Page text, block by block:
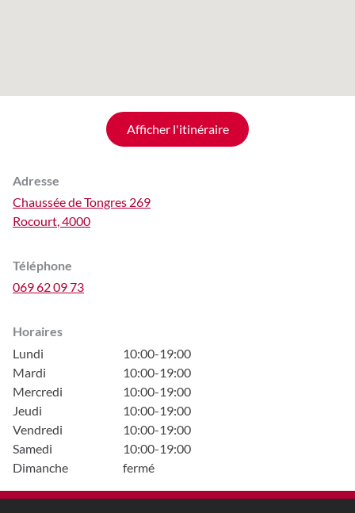
Afficher l'itinéraire
Adresse
Chaussée de Tongres 269
Rocourt,4000
Téléphone
069 62 09 73
Horaires
Lundi
Mardi
Mercredi
Jeudi
Vendredi
Samedi
Dimanche
10:00-19:00
10:00-19:00
10:00-19:00
10:00-19:00
10:00-19:00
10:00-19:00
fermé